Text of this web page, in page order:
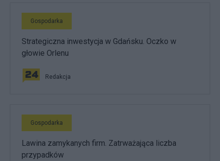
Gospodarka
Strategiczna inwestycja w Gdańsku. Oczko w
głowie Orlenu
Redakcja
Gospodarka
Lawina zamykanych firm. Zatrważająca liczba
przypadków